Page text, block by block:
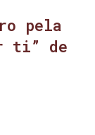
pela
ti” de